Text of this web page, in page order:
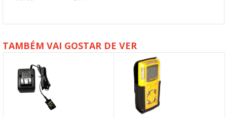
TAMBÉM VAI GOSTAR DE VER